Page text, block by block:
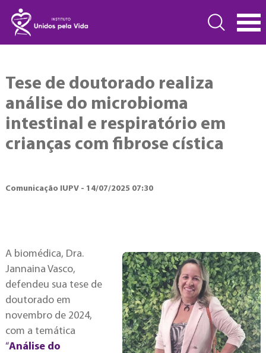
Tese de doutorado realiza
análise do microbioma
intestinal e respiratório em
crianças com fibrose cística
Comunicação IUPV - 14/07/2025 07:30
A biomédica, Dra.
Jannaina Vasco,
defendeu sua tese de
doutorado em
novembro de 2024,
com a temática
“Análise do